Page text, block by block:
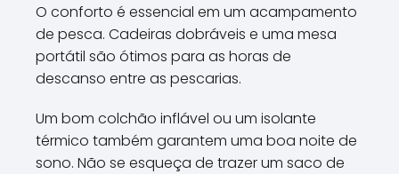
O conforto é essencial em um acampamento
de pesca. Cadeiras dobráveis e uma mesa
portátil são ótimos para as horas de
descanso entre as pescarias.
Um bom colchão inflável ou um isolante
térmico também garantem uma boa noite de
sono. Não se esqueça de trazer um saco de